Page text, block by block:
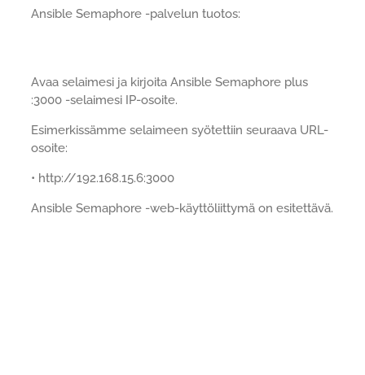
Ansible Semaphore -palvelun tuotos:
Avaa selaimesi ja kirjoita Ansible Semaphore plus
:3000 -selaimesi IP-osoite.
Esimerkissämme selaimeen syötettiin seuraava URL-
osoite:
• http://192.168.15.6:3000
Ansible Semaphore -web-käyttöliittymä on esitettävä.